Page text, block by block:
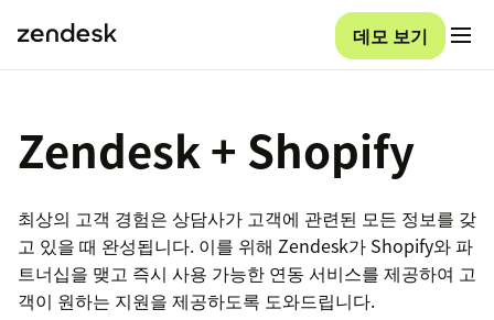
데모 보기
Zendesk + Shopify
최상의 고객 경험은 상담사가 고객에 관련된 모든 정보를 갖
고 있을 때 완성됩니다. 이를 위해 Zendesk가 Shopify와 파
트너십을 맺고 즉시 사용 가능한 연동 서비스를 제공하여 고
객이 원하는 지원을 제공하도록 도와드립니다.